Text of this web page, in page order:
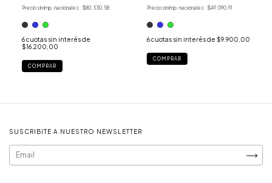
Precio sin imp. nacionales: $80.330,58
6cuotas sin interés de
$16.200,00
COMPRAR
Precio sin imp. nacionales: $49.090,91
6cuotas sin interés de $9.900,00
COMPRAR
SUSCRIBITE A NUESTRO NEWSLETTER